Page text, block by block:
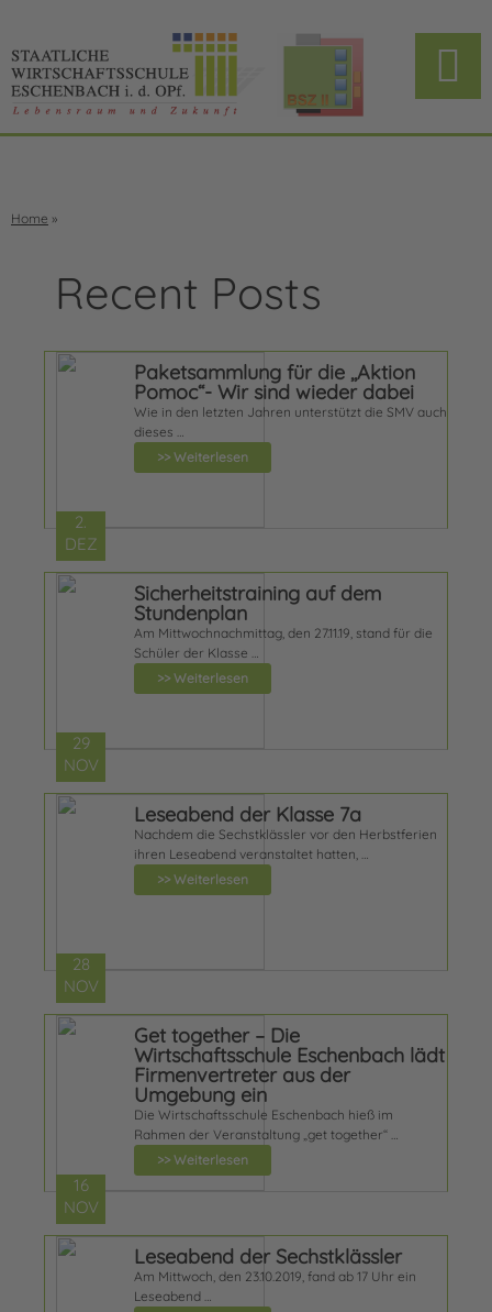
Home »
Recent Posts
2.
DEZ
Paketsammlung für die ,,Aktion
Pomoc“- Wir sind wieder dabei
Wie in den letzten Jahren unterstützt die SMV auch
dieses …
>> Weiterlesen
29
NOV
Sicherheitstraining auf dem
Stundenplan
Am Mittwochnachmittag, den 27.11.19, stand für die
Schüler der Klasse …
>> Weiterlesen
28
NOV
Leseabend der Klasse 7a
Nachdem die Sechstklässler vor den Herbstferien
ihren Leseabend veranstaltet hatten, …
>> Weiterlesen
16
NOV
Get together – Die
Wirtschaftsschule Eschenbach lädt
Firmenvertreter aus der
Umgebung ein
Die Wirtschaftsschule Eschenbach hieß im
Rahmen der Veranstaltung „get together“ …
>> Weiterlesen
Leseabend der Sechstklässler
Am Mittwoch, den 23.10.2019, fand ab 17 Uhr ein
Leseabend …